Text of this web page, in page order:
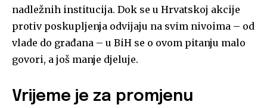
nadležnih institucija. Dok se u Hrvatskoj akcije
protiv poskupljenja odvijaju na svim nivoima – od
vlade do građana – u BiH se o ovom pitanju malo
govori, a još manje djeluje.
Vrijeme je za promjenu